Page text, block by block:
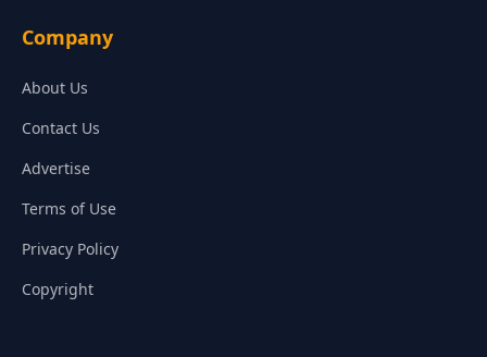
Company
About Us
Contact Us
Advertise
Terms of Use
Privacy Policy
Copyright